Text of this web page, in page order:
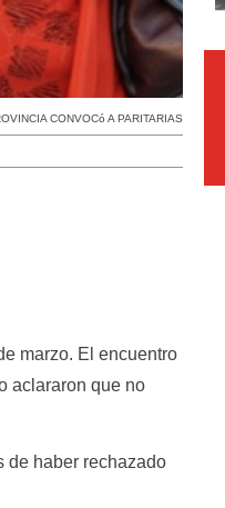
CONVOCó A PARITARIAS
marzo­. El encuentro
aclararon que no
de haber rechazado